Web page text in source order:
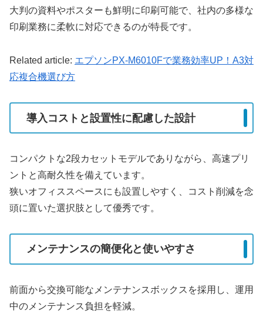
大判の資料やポスターも鮮明に印刷可能で、社内の多様な
印刷業務に柔軟に対応できるのが特長です。
Related article: エプソンPX-M6010Fで業務効率UP！A3対
応複合機選び方
導入コストと設置性に配慮した設計
コンパクトな2段カセットモデルでありながら、高速プリ
ントと高耐久性を備えています。
狭いオフィススペースにも設置しやすく、コスト削減を念
頭に置いた選択肢として優秀です。
メンテナンスの簡便化と使いやすさ
前面から交換可能なメンテナンスボックスを採用し、運用
中のメンテナンス負担を軽減。